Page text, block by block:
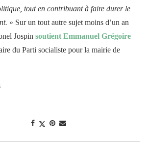
tout en contribuant à faire durer le
» Sur un tout autre sujet moins d’un an
Jospin soutient Emmanuel Grégoire
du Parti socialiste pour la mairie de